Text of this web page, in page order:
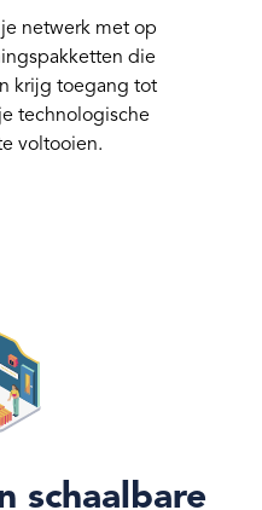
netwerk met op
die
krijg toegang tot
technologische
voltooien.
schaalbare